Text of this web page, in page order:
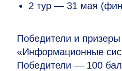
2 тур — 31 мая
Победители и призеры
«Информационные
Победители — 100